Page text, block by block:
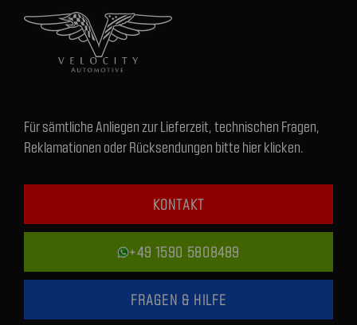
Für sämtliche Anliegen zur Lieferzeit, technischen Fragen,
Reklamationen oder Rücksendungen bitte hier klicken.
KONTAKT
+49 1590 5808489
FRAGEN & HILFE